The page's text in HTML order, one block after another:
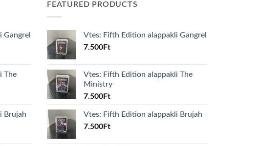
The
Brujah
FEATURED PRODUCTS
Vtes: Fifth Edition alappakli Gangrel
7.500Ft
Vtes: Fifth Edition alappakli The
Ministry
7.500Ft
Vtes: Fifth Edition alappakli Brujah
7.500Ft